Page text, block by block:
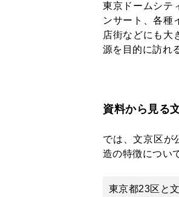
東京ドームシテ
ンサート、各種
店街などにも大
源を目的に訪れ
資料から見る
では、文京区が
造の特徴につい
東京都23区と